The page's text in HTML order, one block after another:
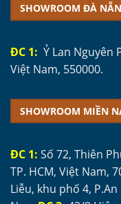
SHOWROOM ĐÀ
ĐC 1: Ỷ Lan Nguyên
Việt Nam, 550000.
SHOWROOM MIỀN
ĐC 1: Số 72, Thiên
TP. HCM, Việt Nam,
Liễu, khu phố 4,